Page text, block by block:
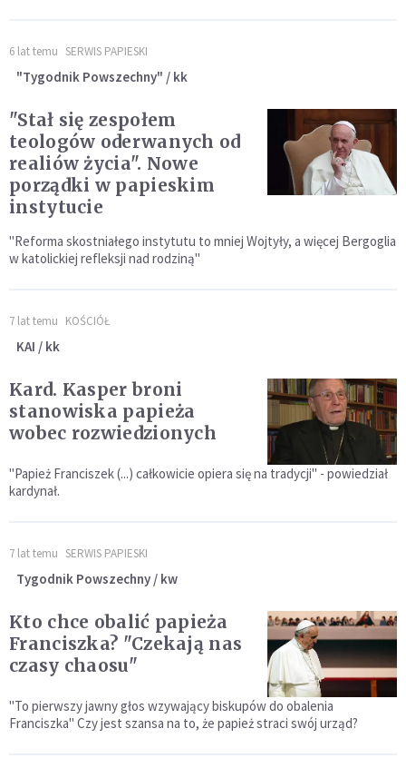
6 lat temu SERWIS PAPIESKI
"Tygodnik Powszechny" / kk
"Stał się zespołem
teologów oderwanych od
realiów życia". Nowe
porządki w papieskim
instytucie
"Reforma skostniałego instytutu to mniej Wojtyły, a więcej Bergoglia
w katolickiej refleksji nad rodziną"
7 lat temu KOŚCIÓŁ
KAI / kk
Kard. Kasper broni
stanowiska papieża
wobec rozwiedzionych
"Papież Franciszek (...) całkowicie opiera się na tradycji" - powiedział
kardynał.
7 lat temu SERWIS PAPIESKI
Tygodnik Powszechny / kw
Kto chce obalić papieża
Franciszka? "Czekają nas
czasy chaosu"
"To pierwszy jawny głos wzywający biskupów do obalenia
Franciszka" Czy jest szansa na to, że papież straci swój urząd?